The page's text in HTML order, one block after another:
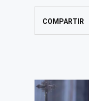
COMPARTIR